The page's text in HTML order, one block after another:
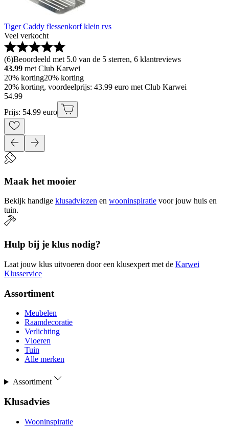
Tiger Caddy flessenkorf klein rvs
Veel verkocht
(6)Beoordeeld met 5.0 van de 5 sterren, 6 klantreviews
43.99 met Club Karwei
20% korting20% korting
20% korting, voordeelprijs: 43.99 euro met Club Karwei
54.99
Prijs: 54.99 euro
Maak het mooier
Bekijk handige klusadviezen en wooninspiratie voor jouw huis en
tuin.
Hulp bij je klus nodig?
Laat jouw klus uitvoeren door een klusexpert met de Karwei
Klusservice
Assortiment
Meubelen
Raamdecoratie
Verlichting
Vloeren
Tuin
Alle merken
Assortiment
Klusadvies
Wooninspiratie